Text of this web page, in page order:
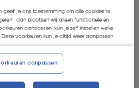
€ 33,23
geef je ons toestemming om alle cookies te
dan plaatsen wij alleen functionele en
aanpassen' kun je zelf instellen welke
voorkeuren kun je altijd weer aanpassen.
aanpassen